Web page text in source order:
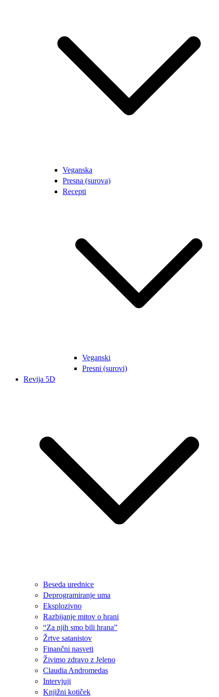
Veganska
Presna (surova)
Recepti
Veganski
Presni (surovi)
Revija 5D
Beseda urednice
Deprogramiranje uma
Eksplozivno
Razbijanje mitov o hrani
“Za njih smo bili hrana”
Žrtve satanistov
Finančni nasveti
Živimo zdravo z Jeleno
Claudia Andromedas
Intervjuji
Knjižni kotiček